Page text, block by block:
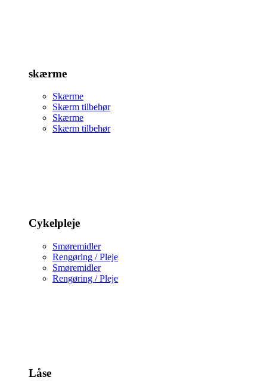
skærme
Skærme
Skærm tilbehør
Skærme
Skærm tilbehør
Cykelpleje
Smøremidler
Rengøring / Pleje
Smøremidler
Rengøring / Pleje
Låse